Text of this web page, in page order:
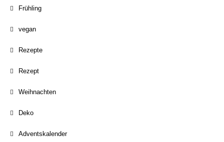
Frühling
vegan
Rezepte
Rezept
Weihnachten
Deko
Adventskalender